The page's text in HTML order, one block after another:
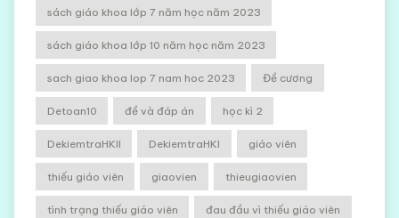
sách giáo khoa lớp 7 năm học năm 2023
sách giáo khoa lớp 10 năm học năm 2023
sach giao khoa lop 7 nam hoc 2023 Đề cương
Detoan10 đề và đáp án học kì 2
DekiemtraHKII DekiemtraHKI giáo viên
thiếu giáo viên giaovien thieugiaovien
tình trạng thiếu giáo viên đau đầu vì thiếu giáo viên